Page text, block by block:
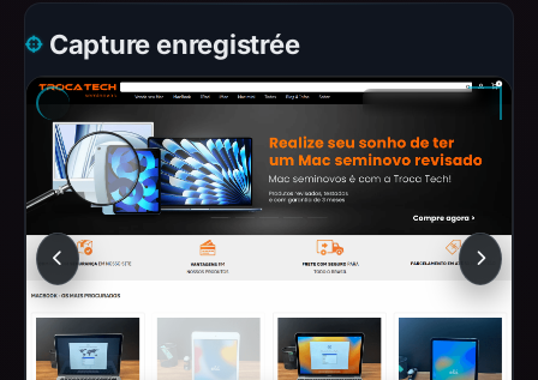
Capture enregistrée